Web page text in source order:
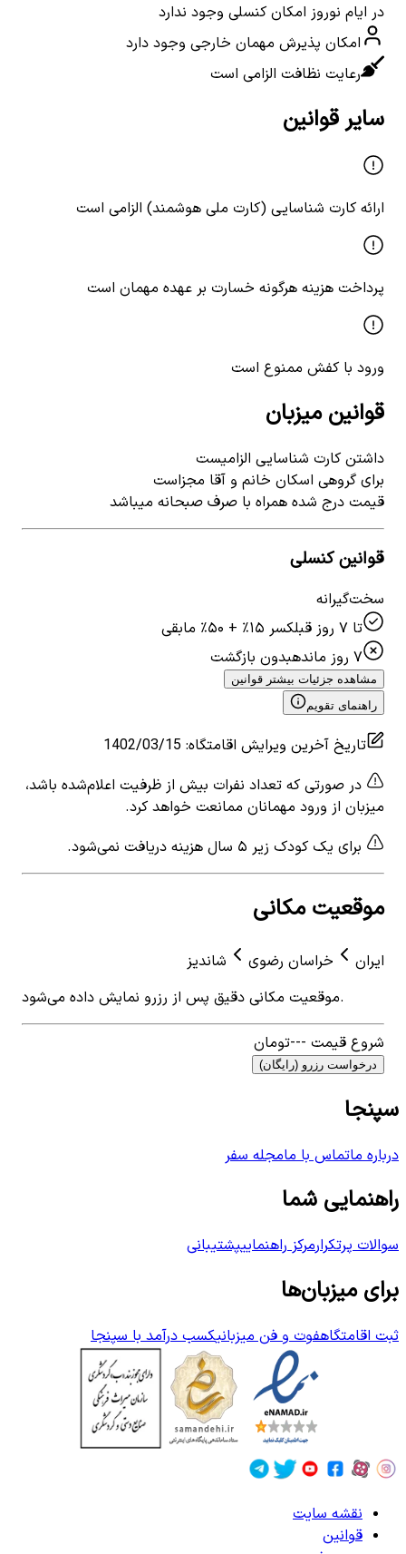
در ایام نوروز امکان کنسلی وجود ندارد
امکان پذیرش مهمان خارجی وجود دارد
رعایت نظافت الزامی است
سایر قوانین
ارائه کارت شناسایی (کارت ملی هوشمند) الزامی است
پرداخت هزینه هرگونه خسارت بر عهده مهمان است
ورود با کفش ممنوع است
قوانین میزبان
داشتن کارت شناسایی الزامیست
برای گروهی اسکان خانم و آقا مجزاست
قیمت درج شده همراه با صرف صبحانه میباشد
قوانین کنسلی
سخت‌گیرانه
تا ۷ روز قبل
کسر ۱۵٪ + ۵۰٪ مابقی
۷ روز مانده
بدون بازگشت
مشاهده جزئیات بیشتر قوانین
راهنمای تقویم
تاریخ آخرین ویرایش اقامتگاه:
1402/03/15
در صورتی که تعداد نفرات بیش از ظرفیت اعلام‌شده باشد،
میزبان از ورود مهمانان ممانعت خواهد کرد.
برای یک کودک زیر ۵ سال هزینه دریافت نمی‌شود.
موقعیت مکانی
ایران خراسان رضوی
شاندیز
موقعیت مکانی دقیق پس از رزرو نمایش داده می‌شود.
شروع قیمت ---تومان
درخواست رزرو (رایگان)
سپنجا
درباره ماتماس با مامجله سفر
راهنمایی شما
سوالات پرتکرارمرکز راهنماییپشتیبانی
برای میزبان‌ها
ثبت اقامتگاهفوت و فن میزبانیکسب درآمد با سپنجا
نقشه سایت
قوانین